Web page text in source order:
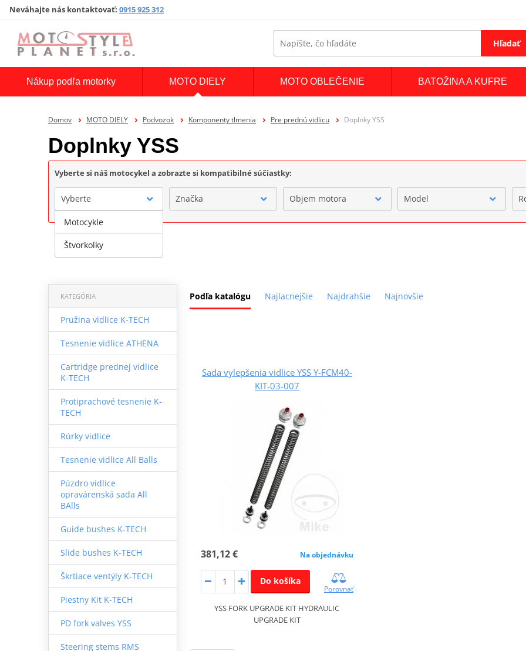
Neváhajte nás kontaktovať: 0915 925 312
Hľadať
Nákup podľa motorky MOTO DIELY MOTO OBLEČENIE BATOŽINA A KUFRE
Domov MOTO DIELY Podvozok Komponenty tlmenia Pre prednú vidlicu Doplnky YSS
Doplnky YSS
Vyberte si náš motocykel a zobrazte si kompatibilné súčiastky:
Vyberte Značka Objem motora Model
Podľa katalógu Najlacnejšie Najdrahšie Najnovšie
KATEGÓRIA
Pružina vidlice K-TECH
Tesnenie vidlice ATHENA
Cartridge prednej vidlice
K-TECH
Protiprachové tesnenie K-
TECH
Rúrky vidlice
Tesnenie vidlice All Balls
Púzdro vidlice
opravárenská sada All
BAlls
Guide bushes K-TECH
Slide bushes K-TECH
Škrtiace ventýly K-TECH
Piestny Kit K-TECH
PD fork valves YSS
Steering stems RMS
Sada vylepšenia vidlice YSS Y-FCM40-
KIT-03-007
381,12 € Na objednávku
Do košíka
Porovnať
YSS FORK UPGRADE KIT HYDRAULIC
UPGRADE KIT
Motocykle
Štvorkolky